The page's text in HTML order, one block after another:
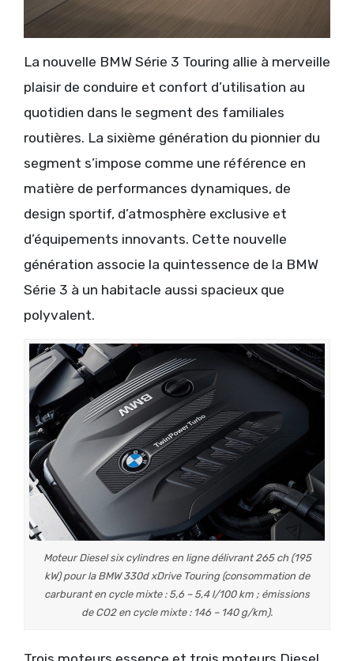
La nouvelle BMW Série 3 Touring allie à merveille
plaisir de conduire et confort d’utilisation au
quotidien dans le segment des familiales
routières. La sixième génération du pionnier du
segment s’impose comme une référence en
matière de performances dynamiques, de
design sportif, d’atmosphère exclusive et
d’équipements innovants. Cette nouvelle
génération associe la quintessence de la BMW
Série 3 à un habitacle aussi spacieux que
polyvalent.
Moteur Diesel six cylindres en ligne délivrant 265 ch (195
kW) pour la BMW 330d xDrive Touring (consommation de
carburant en cycle mixte : 5,6 – 5,4 l/100 km ; émissions
de CO2 en cycle mixte : 146 – 140 g/km).